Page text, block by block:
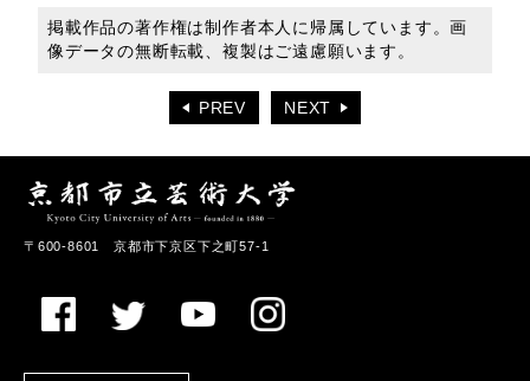
掲載作品の著作権は制作者本人に帰属しています。画
像データの無断転載、複製はご遠慮願います。
PREV NEXT
〒600-8601 京都市下京区下之町57-1